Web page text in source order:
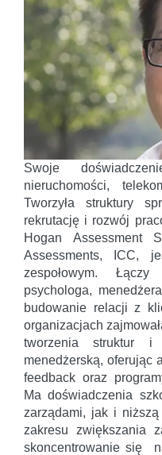
Swoje
nieruchomości,
Tworzyła struktury
rekrutację i rozwój
Hogan Assessment
Assessments, ICC,
zespołowym.
psychologa,
budowanie relacji z
organizacjach
tworzenia struktur i
menedżerską, oferując
feedback oraz
Ma doświadczenia
zarządami, jak i
zakresu zwiększania
skoncentrowanie się